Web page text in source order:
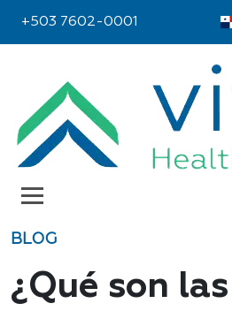
+503 7602-0001
BLOG
¿Qué son las